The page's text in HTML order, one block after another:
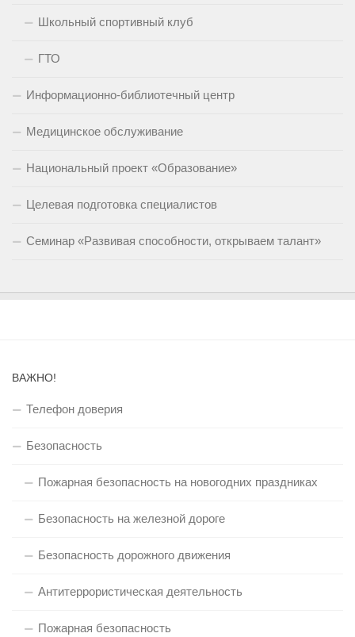
Школьный спортивный клуб
ГТО
Информационно-библиотечный центр
Медицинское обслуживание
Национальный проект «Образование»
Целевая подготовка специалистов
Семинар «Развивая способности, открываем талант»
ВАЖНО!
Телефон доверия
Безопасность
Пожарная безопасность на новогодних праздниках
Безопасность на железной дороге
Безопасность дорожного движения
Антитеррористическая деятельность
Пожарная безопасность